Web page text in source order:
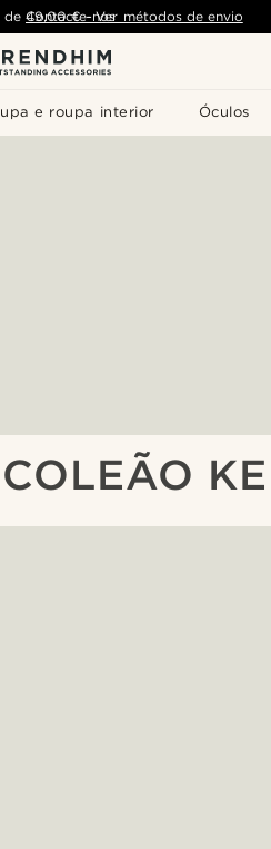
e roupa interior Óculos
de 49,00 € - Ver métodos de envio
Contacte-nos